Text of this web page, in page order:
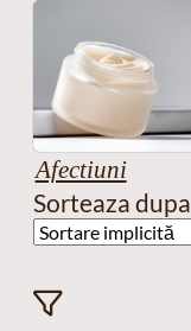
Afectiuni
Sorteaza dupa